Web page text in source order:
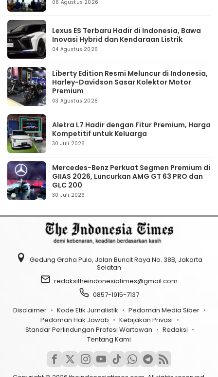
06 Agustus 2026
Lexus ES Terbaru Hadir di Indonesia, Bawa
Inovasi Hybrid dan Kendaraan Listrik
04 Agustus 2026
Liberty Edition Resmi Meluncur di Indonesia,
Harley-Davidson Sasar Kolektor Motor
Premium
03 Agustus 2026
Aletra L7 Hadir dengan Fitur Premium, Harga
Kompetitif untuk Keluarga
30 Juli 2026
Mercedes-Benz Perkuat Segmen Premium di
GIIAS 2026, Luncurkan AMG GT 63 PRO dan
GLC 200
30 Juli 2026
Gedung Graha Pulo, Jalan Buncit Raya No. 38B, Jakarta
Selatan
redaksitheindonesiatimes@gmail.com
0857-1915-7137
Disclaimer
Kode Etik Jurnalistik
Pedoman Media Siber
Pedoman Hak Jawab
Kebijakan Privasi
Standar Perlindungan Profesi Wartawan
Redaksi
Tentang Kami